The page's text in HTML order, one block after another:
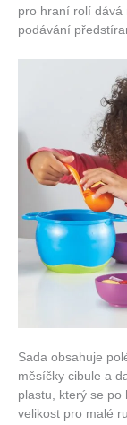
pro hraní rolí dává
podávání
Sada obsahuje
měsíčky cibule a
plastu, který se
velikost pro malé